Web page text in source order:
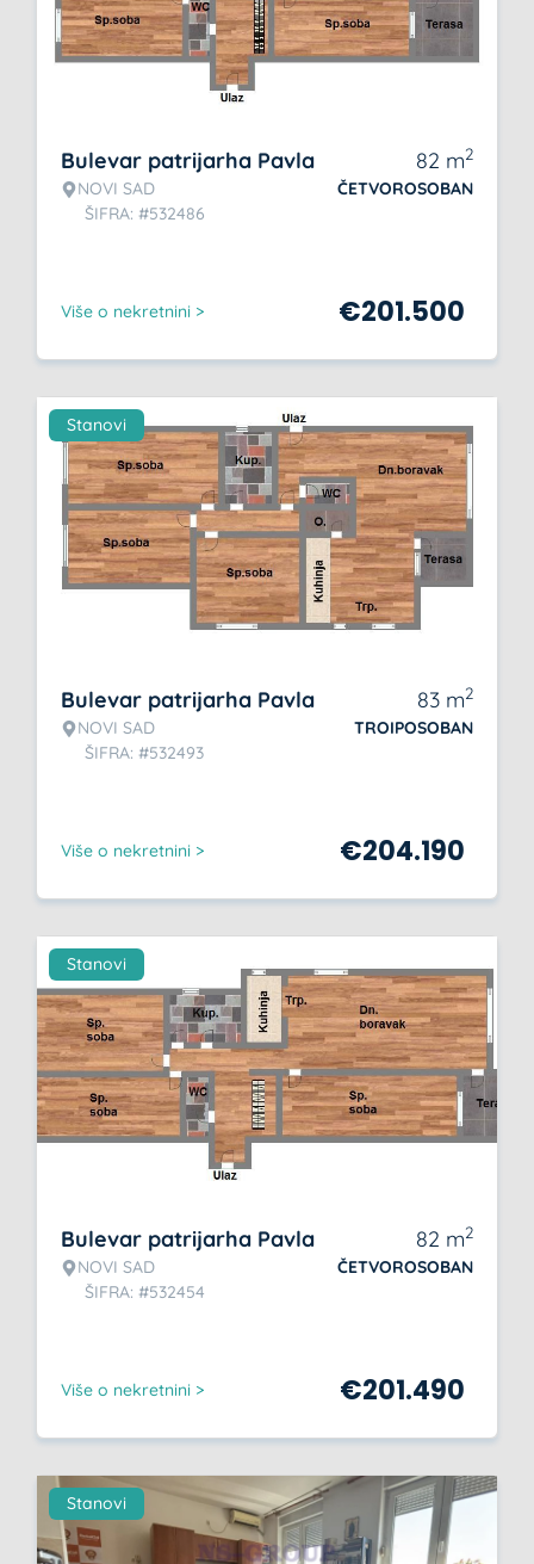
Bulevar patrijarha Pavla
NOVI SAD
ŠIFRA: #532486
82 m2
ČETVOROSOBAN
Više o nekretnini > €201.500
Stanovi
Bulevar patrijarha Pavla
NOVI SAD
ŠIFRA: #532493
83 m2
TROIPOSOBAN
Više o nekretnini > €204.190
Stanovi
Bulevar patrijarha Pavla
NOVI SAD
ŠIFRA: #532454
82 m2
ČETVOROSOBAN
Više o nekretnini > €201.490
Stanovi